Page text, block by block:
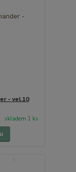
- vel.10
skladem 1 ks